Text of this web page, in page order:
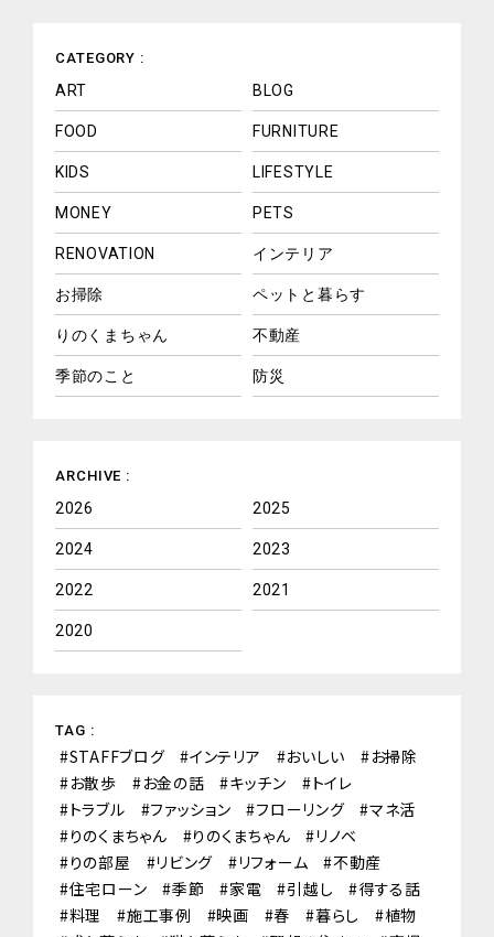
CATEGORY :
ART BLOG
FOOD FURNITURE
KIDS LIFESTYLE
MONEY PETS
RENOVATION インテリア
お掃除 ペットと暮らす
りのくまちゃん 不動産
季節のこと 防災
ARCHIVE :
2026 2025
2024 2023
2022 2021
2020
TAG :
STAFFブログ インテリア おいしい
お掃除
お散歩
お金の話 キッチン
トイレ
トラブル
ファッション フローリング
マネ活
りのくまちゃん
りのくまちゃん
リノベ
りの部屋
リビング リフォーム
不動産
住宅ローン
季節 家電 引越し
得する話
料理
施工事例 映画 春 暮らし
植物